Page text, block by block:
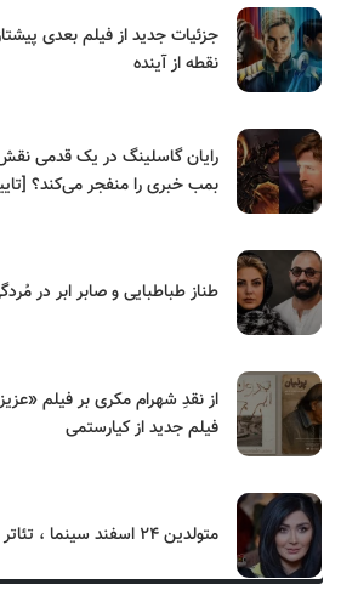
جزئیات جدید از فیلم بعدی
نقطه از آینده
رایان گاسلینگ در یک قدمی
بمب خبری را منفجر می‌کند؟
طناز طباطبایی و صابر ابر در
از نقدِ شهرام مکری بر فیلم
فیلم جدید از کیارستمی
متولدین ۲۴ اسفند سینما ، تئاتر و موسیقی؛ مریم معصومی